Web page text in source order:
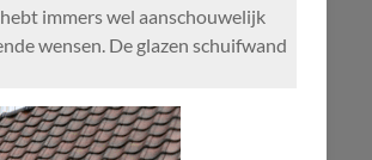
immers wel aanschouwelijk
wensen. De glazen schuifwand